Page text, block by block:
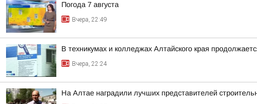
Погода 7 августа
Вчера, 22:49
В техникумах и колледжах Алтайского края
Вчера, 22:24
На Алтае наградили лучших представителей